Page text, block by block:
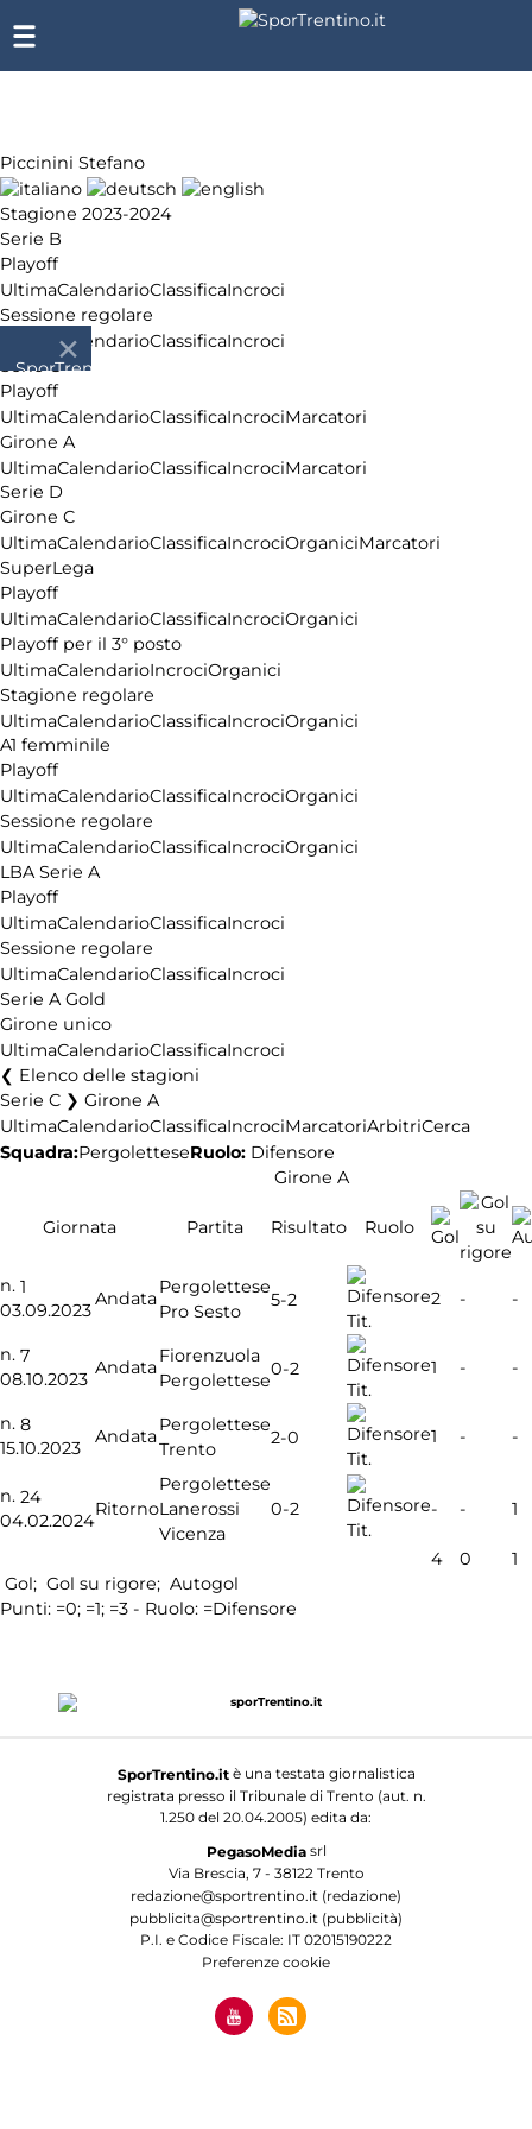
Piccinini Stefano
Stagione 2023-2024
Serie B
Playoff
UltimaCalendarioClassificaIncroci
Sessione regolare
CalendarioClassificaIncroci
Serie C
Playoff
UltimaCalendarioClassificaIncrociMarcatori
Girone A
UltimaCalendarioClassificaIncrociMarcatori
Serie D
Girone C
UltimaCalendarioClassificaIncrociOrganiciMarcatori
SuperLega
Playoff
UltimaCalendarioClassificaIncrociOrganici
Playoff per il 3° posto
UltimaCalendarioIncrociOrganici
Stagione regolare
UltimaCalendarioClassificaIncrociOrganici
A1 femminile
Playoff
UltimaCalendarioClassificaIncrociOrganici
Sessione regolare
UltimaCalendarioClassificaIncrociOrganici
LBA Serie A
Playoff
UltimaCalendarioClassificaIncroci
Sessione regolare
UltimaCalendarioClassificaIncroci
Serie A Gold
Girone unico
UltimaCalendarioClassificaIncroci
Elenco delle stagioni
Serie C ❯ Girone A
UltimaCalendarioClassificaIncrociMarcatoriArbitriCerca
Squadra:PergoletteseRuolo: Difensore
Girone A
Giornata Partita Risultato Ruolo
n. 1
03.09.2023
Andata
Pergolettese
Pro Sesto
5-2
Tit.
2 - -
n. 7
08.10.2023
Andata
Fiorenzuola
Pergolettese
0-2
Tit.
1 - -
n. 8
15.10.2023
Andata
Pergolettese
Trento
2-0
Tit.
1 - -
n. 24
04.02.2024
Ritorno
Pergolettese
Lanerossi
Vicenza
0-2
Tit.
- - 1
4 0
1
Gol; Gol su rigore; Autogol
Punti: =0; =1; =3 - Ruolo: =Difensore
SporTrentino.itè una testata giornalistica
registrata presso il Tribunale di Trento (aut. n.
1.250 del 20.04.2005) edita da:
PegasoMediasrl
Via Brescia, 7 - 38122 Trento
redazione@sportrentino.it (redazione)
pubblicita@sportrentino.it (pubblicità)
P.I. e Codice Fiscale: IT 02015190222
Preferenze cookie
SporTrentino.it
Chi
siamo
Affiliazione
Pubblicità